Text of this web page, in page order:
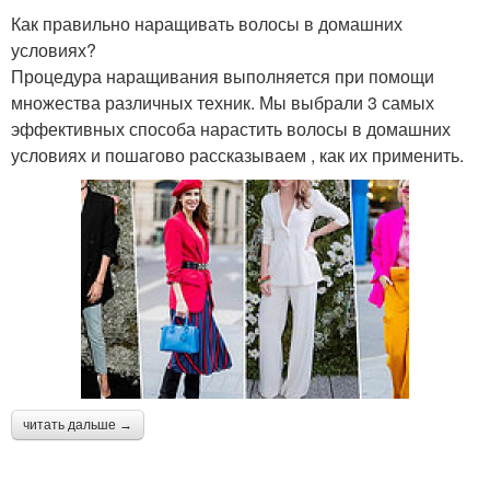
Как правильно наращивать волосы в домашних
условиях?
Процедура наращивания выполняется при помощи
множества различных техник. Мы выбрали 3 самых
эффективных способа нарастить волосы в домашних
условиях и пошагово рассказываем , как их применить.
читать дальше →